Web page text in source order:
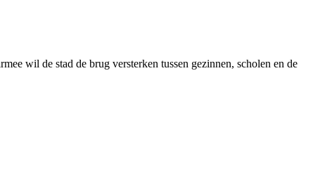
wil de stad de brug versterken tussen gezinnen, scholen en de